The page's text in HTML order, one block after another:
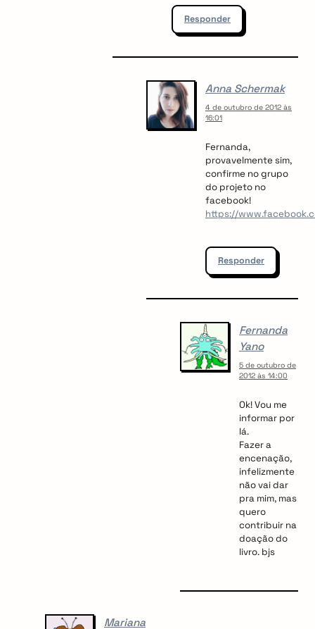
Responder
Anna Schermak
4 de outubro de 2012 às
16:01
Fernanda,
provavelmente sim,
confirme no grupo
do projeto no
facebook!
https://
Responder
Fernanda
Yano
5 de outubro de
2012 às 14:00
Ok! Vou me
informar por
lá.
Fazer a
encenação,
infelizmente
não vai dar
pra mim, mas
quero
contribuir na
doação do
livro. bjs
Mariana